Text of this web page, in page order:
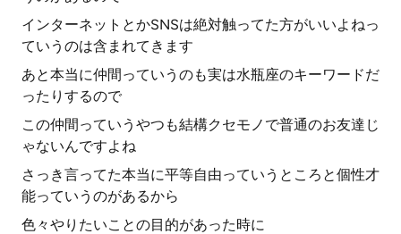
インターネットとかSNSは絶対触ってた方がいいよねっ
ていうのは含まれてきます
あと本当に仲間っていうのも実は水瓶座のキーワードだ
ったりするので
この仲間っていうやつも結構クセモノで普通のお友達じ
ゃないんですよね
さっき言ってた本当に平等自由っていうところと個性才
能っていうのがあるから
色々やりたいことの目的があった時に